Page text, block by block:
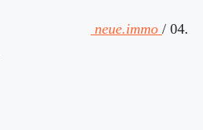
neue.immo / 04.